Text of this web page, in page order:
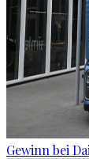
Gewinn bei